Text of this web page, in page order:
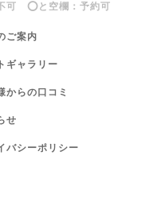
可 ⭕️と空欄：予約可
ご案内
ギャラリー
からの口コミ
せ
バシーポリシー